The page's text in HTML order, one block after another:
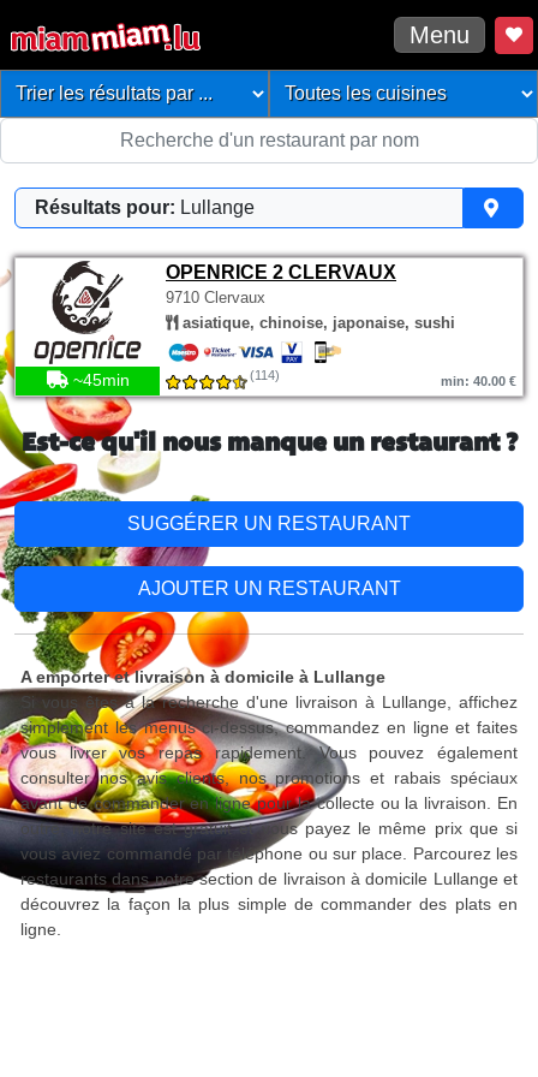
Menu
Résultats pour: Lullange
OPENRICE 2 CLERVAUX
9710 Clervaux
asiatique, chinoise, japonaise, sushi
~45min (114) min: 40.00 €
Est-ce qu'il nous manque un restaurant ?
SUGGÉRER UN RESTAURANT
AJOUTER UN RESTAURANT
A emporter et livraison à domicile à Lullange
Si vous êtes à la recherche d'une livraison à Lullange, affichez
simplement les menus ci-dessus, commandez en ligne et faites
vous livrer vos repas rapidement. Vous pouvez également
consulter nos avis clients, nos promotions et rabais spéciaux
avant de commander en ligne pour la collecte ou la livraison. En
outre, notre site est gratuit et vous payez le même prix que si
vous aviez commandé par téléphone ou sur place. Parcourez les
restaurants dans notre section de livraison à domicile Lullange et
découvrez la façon la plus simple de commander des plats en
ligne.